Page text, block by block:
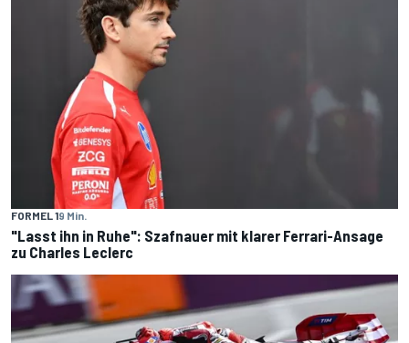
FORMEL 19 Min.
"Lasst ihn in Ruhe": Szafnauer mit klarer Ferrari-Ansage
zu Charles Leclerc